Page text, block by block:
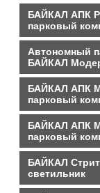
БАЙКАЛ АПК
парковый
Автономный
БАЙКАЛ
БАЙКАЛ АПК
парковый
БАЙКАЛ АПК
парковый
БАЙКАЛ
светильник